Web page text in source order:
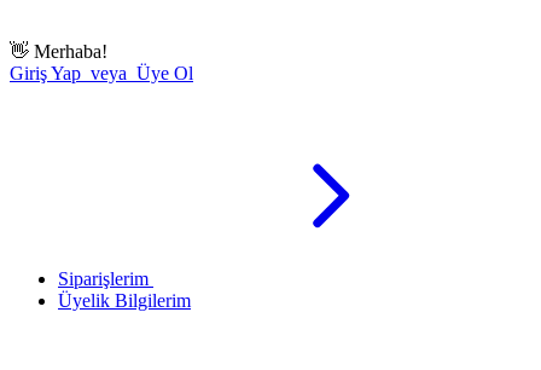
👋 Merhaba!
Giriş Yap veya Üye Ol
Siparişlerim
Üyelik Bilgilerim